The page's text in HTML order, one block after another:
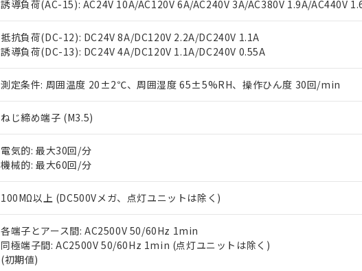
誘導負荷(AC-15): AC24V 10A/AC120V 6A/AC240V 3A/AC380V 1.9A/AC440V
抵抗負荷(DC-12): DC24V 8A/DC120V 2.2A/DC240V 1.1A
誘導負荷(DC-13): DC24V 4A/DC120V 1.1A/DC240V 0.55A
測定条件: 周囲温度 20±2℃、周囲湿度 65±5%RH、操作ひん度 30回/min
ねじ締め端子 (M3.5)
電気的: 最大30回/分
機械的: 最大60回/分
100MΩ以上 (DC500Vメガ、点灯ユニットは除く)
各端子とアース間: AC2500V 50/60Hz 1min
同極端子間: AC2500V 50/60Hz 1min (点灯ユニットは除く)
(初期値)
が、当社の製品・サービスに関するお客様との取引・商談に必要な範
※当社の共同利用者とは、"個人情報の共同利用に関して"
いる法人を指します。
EU RoHS指令（10物質）の非含有証明書
51物質の非含有証明書（当社基準）
※本証明書は発行日時点で非含有を証明するもので、過去に遡って非含有を
また、RoHS指令のフタル酸エステル類４物質の対応では、対応完了までの
混在することから備考欄に対応日を記載しておりました。
り割愛しております。
白